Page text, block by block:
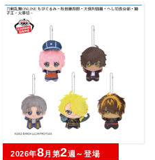
2026年8月第2週～登場